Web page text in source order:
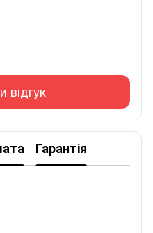
відгук
Гарантія